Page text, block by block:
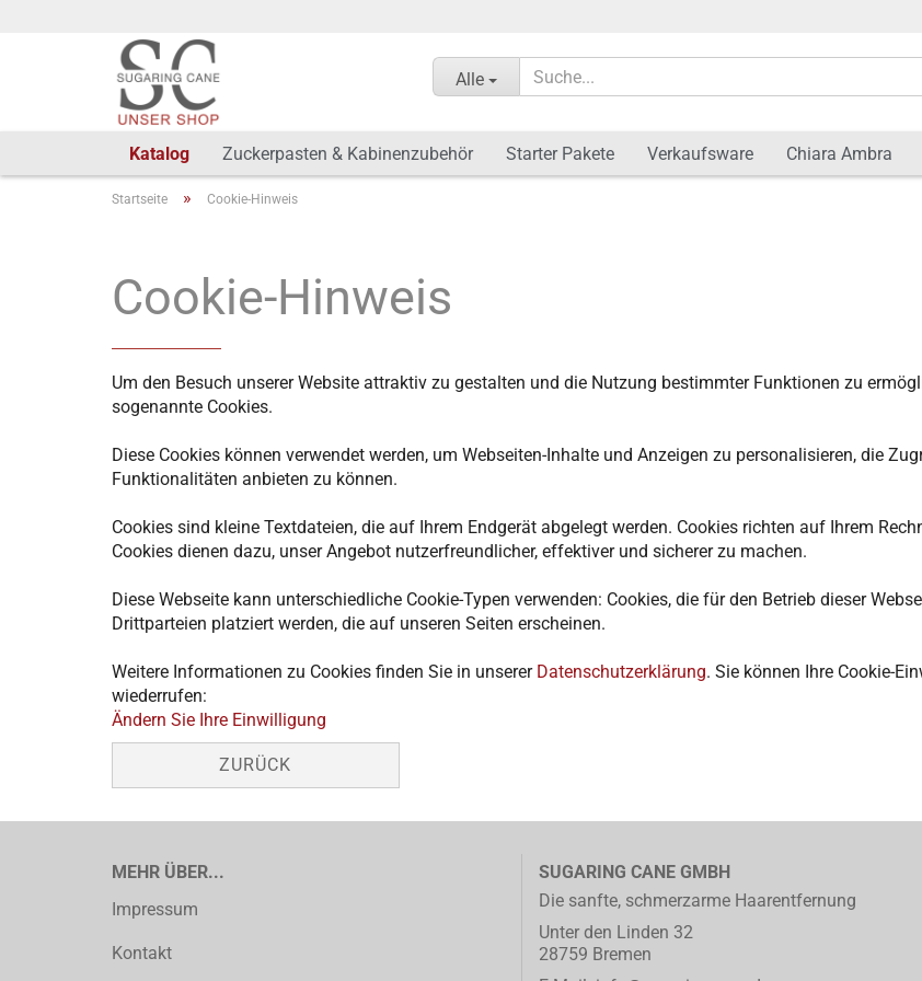
Lieferland
Alle
Katalog Zuckerpasten & Kabinenzubehör Starter Pakete Verkaufsware Chiara Ambra
Startseite » Cookie-Hinweis
Cookie-Hinweis
Um den Besuch unserer Website attraktiv zu gestalten und die Nutzung bestimmter Funktionen zu
sogenannte Cookies.
Diese Cookies können verwendet werden, um Webseiten-Inhalte und Anzeigen zu personalisieren, die
Funktionalitäten anbieten zu können.
Cookies sind kleine Textdateien, die auf Ihrem Endgerät abgelegt werden. Cookies richten auf Ihrem
Cookies dienen dazu, unser Angebot nutzerfreundlicher, effektiver und sicherer zu machen.
Diese Webseite kann unterschiedliche Cookie-Typen verwenden: Cookies, die für den Betrieb dieser
Drittparteien platziert werden, die auf unseren Seiten erscheinen.
Weitere Informationen zu Cookies finden Sie in unserer Datenschutzerklärung. Sie können Ihre Cookie-
wiederrufen:
Ändern Sie Ihre Einwilligung
ZURÜCK
MEHR ÜBER...
Impressum
Kontakt
SUGARING CANE GMBH
Die sanfte, schmerzarme Haarentfernung
Unter den Linden 32
28759 Bremen